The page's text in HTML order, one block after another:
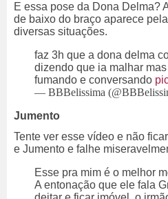
E essa pose da Dona Delma?
de baixo do braço aparece
diversas situações.
faz 3h que a dona delma
dizendo que ia malhar
fumando e conversando
— BBBelissima
Jumento
Tente ver esse vídeo e não
e Jumento e falhe
Esse pra mim é o melhor
A entonação que ele fala